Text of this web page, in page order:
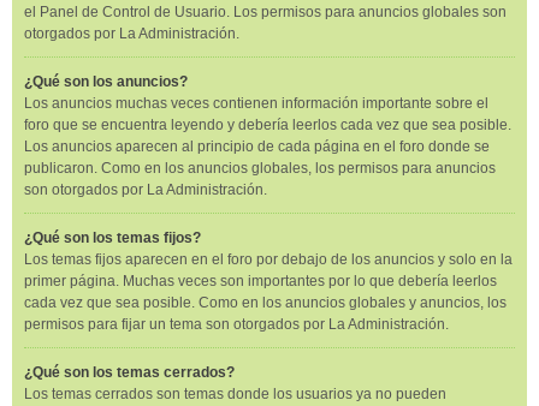
el Panel de Control de Usuario. Los permisos para anuncios globales son
otorgados por La Administración.
¿Qué son los anuncios?
Los anuncios muchas veces contienen información importante sobre el
foro que se encuentra leyendo y debería leerlos cada vez que sea posible.
Los anuncios aparecen al principio de cada página en el foro donde se
publicaron. Como en los anuncios globales, los permisos para anuncios
son otorgados por La Administración.
¿Qué son los temas fijos?
Los temas fijos aparecen en el foro por debajo de los anuncios y solo en la
primer página. Muchas veces son importantes por lo que debería leerlos
cada vez que sea posible. Como en los anuncios globales y anuncios, los
permisos para fijar un tema son otorgados por La Administración.
¿Qué son los temas cerrados?
Los temas cerrados son temas donde los usuarios ya no pueden